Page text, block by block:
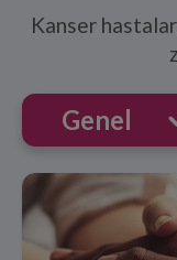
Kanser
Genel